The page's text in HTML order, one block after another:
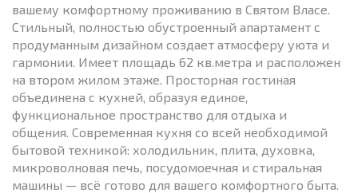
вашему комфортному проживанию в Святом Власе.
Стильный, полностью обустроенный апартамент с
продуманным дизайном создает атмосферу уюта и
гармонии. Имеет площадь 62 кв.метра и расположен
на втором жилом этаже. Просторная гостиная
объединена с кухней, образуя единое,
функциональное пространство для отдыха и
общения. Современная кухня со всей необходимой
бытовой техникой: холодильник, плита, духовка,
микроволновая печь, посудомоечная и стиральная
машины — всё готово для вашего комфортного быта.